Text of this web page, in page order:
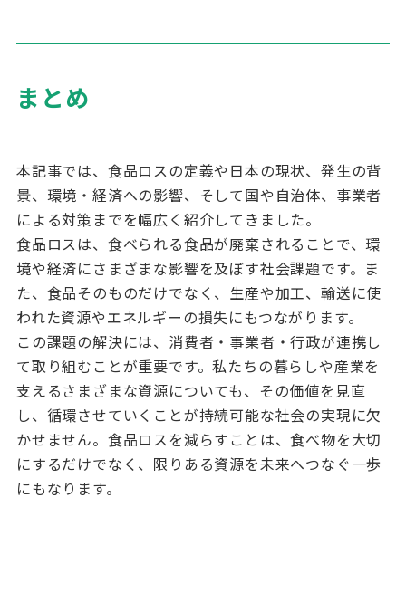
まとめ
本記事では、食品ロスの定義や日本の現状、発生の背
景、環境・経済への影響、そして国や自治体、事業者
による対策までを幅広く紹介してきました。
食品ロスは、食べられる食品が廃棄されることで、環
境や経済にさまざまな影響を及ぼす社会課題です。ま
た、食品そのものだけでなく、生産や加工、輸送に使
われた資源やエネルギーの損失にもつながります。
この課題の解決には、消費者・事業者・行政が連携し
て取り組むことが重要です。私たちの暮らしや産業を
支えるさまざまな資源についても、その価値を見直
し、循環させていくことが持続可能な社会の実現に欠
かせません。食品ロスを減らすことは、食べ物を大切
にするだけでなく、限りある資源を未来へつなぐ一歩
にもなります。